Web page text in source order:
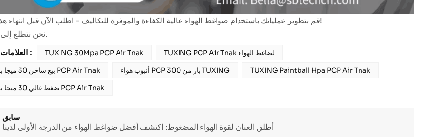
قم بتطوير عملياتك باستخدام ضواغط الهواء عالية الكفاءة والموفرة للتكاليف - اطلب الآن قبل انتهاء هذا العرض!
نحن نتطلع إلى خدمتكم.
العلامات الساخنة :
TUXING 30Mpa PCP Air Tnak
TUXING PCP Air Tnak لضاغط الهواء
بيع ساخن 30 ميجا باسكال PCP Air Tnak
أنبوب هواء PCP 300 بار من TUXING
TUXING Paintball Hpa PCP Air Tnak
ضغط عالي 30 ميجا باسكال PCP Air Tnak
سابق
أطلق العنان لقوة الهواء المضغوط: اكتشف أفضل ضواغط الهواء من الدرجة الأولى لدينا